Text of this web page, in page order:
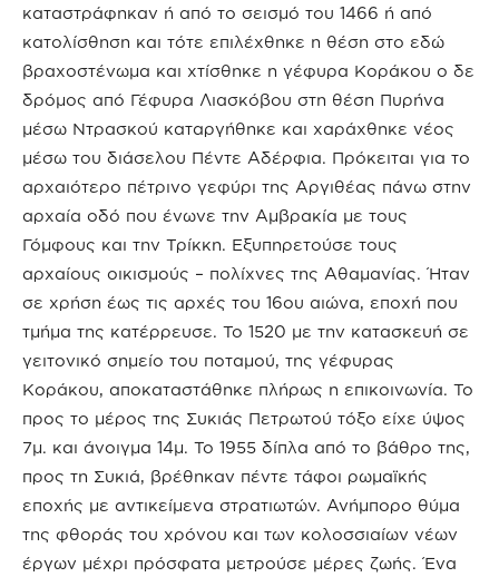
καταστράφηκαν ή από το σεισμό του 1466 ή από
κατολίσθηση και τότε επιλέχθηκε η θέση στο εδώ
βραχοστένωμα και χτίσθηκε η γέφυρα Κοράκου ο δε
δρόμος από Γέφυρα Λιασκόβου στη θέση Πυρήνα
μέσω Ντρασκού καταργήθηκε και χαράχθηκε νέος
μέσω του διάσελου Πέντε Αδέρφια. Πρόκειται για το
αρχαιότερο πέτρινο γεφύρι της Αργιθέας πάνω στην
αρχαία οδό που ένωνε την Αμβρακία με τους
Γόμφους και την Τρίκκη. Εξυπηρετούσε τους
αρχαίους οικισμούς – πολίχνες της Αθαμανίας. Ήταν
σε χρήση έως τις αρχές του 16ου αιώνα, εποχή που
τμήμα της κατέρρευσε. Το 1520 με την κατασκευή σε
γειτονικό σημείο του ποταμού, της γέφυρας
Κοράκου, αποκαταστάθηκε πλήρως η επικοινωνία. Το
προς το μέρος της Συκιάς Πετρωτού τόξο είχε ύψος
7μ. και άνοιγμα 14μ. Το 1955 δίπλα από το βάθρο της,
προς τη Συκιά, βρέθηκαν πέντε τάφοι ρωμαϊκής
εποχής με αντικείμενα στρατιωτών. Ανήμπορο θύμα
της φθοράς του χρόνου και των κολοσσιαίων νέων
έργων μέχρι πρόσφατα μετρούσε μέρες ζωής. Ένα